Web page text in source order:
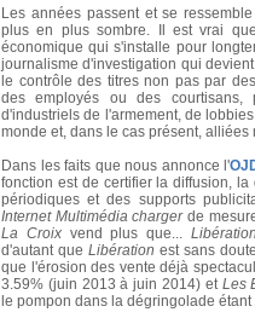
Les années passent et se
plus en plus sombre. Il est vrai
économique qui s'installe pour
journalisme d'investigation qui
le contrôle des titres non pas par
des employés ou des
d'industriels de l'armement, de
monde et, dans le cas présent,
Dans les faits que nous annonce l'
fonction est de certifier la diffusion,
périodiques et des supports
Internet Multimédia chargerde
La Croixvend plus que... Libération
d'autant queLibération est sans
que l'érosion des vente déjà
3.59% (juin 2013 à juin 2014) et Les
le pompon dans la dégringolade